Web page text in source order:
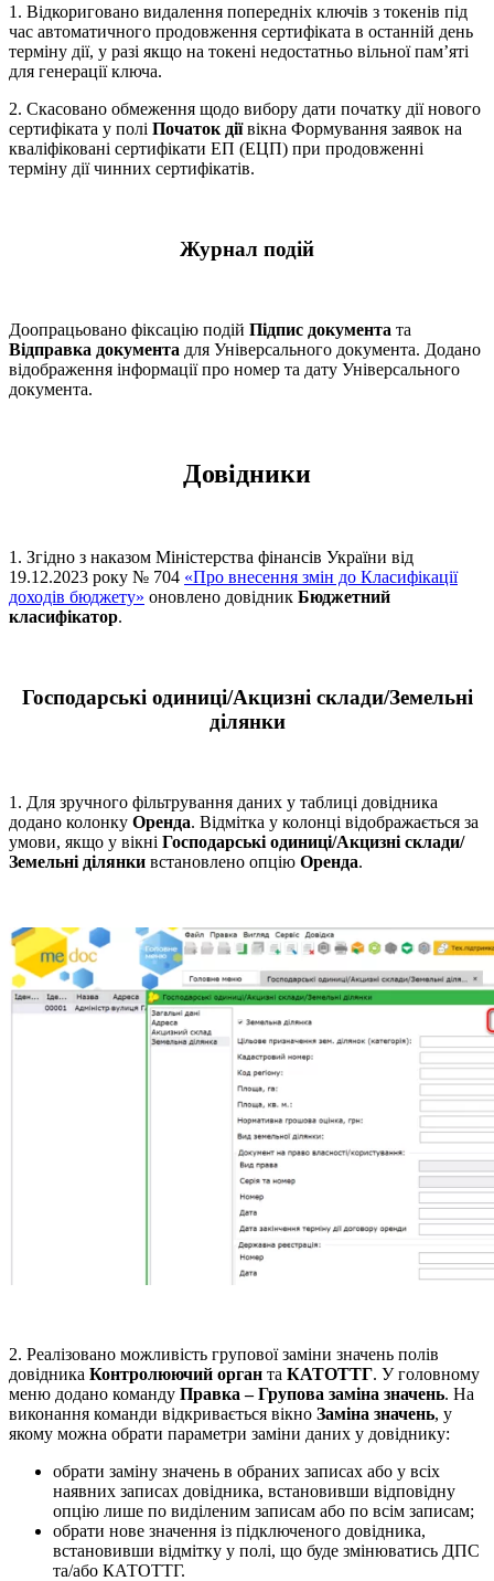
1. Відкориговано видалення попередніх ключів з токенів під
час автоматичного продовження сертифіката в останній день
терміну дії, у разі якщо на токені недостатньо вільної пам’яті
для генерації ключа.
2. Скасовано обмеження щодо вибору дати початку дії нового
сертифіката у полі Початок діївікна Формування заявок на
кваліфіковані сертифікати ЕП (ЕЦП) при продовженні
терміну дії чинних сертифікатів.
Журнал подій
Доопрацьовано фіксацію подій Підпис документа та
Відправка документа для Універсального документа. Додано
відображення інформації про номер та дату Універсального
документа.
Довідники
1. Згідно з наказом Міністерства фінансів України від
19.12.2023 року № 704 «Про внесення змін до Класифікації
доходів бюджету» оновлено довідник Бюджетний
класифікатор.
Господарські одиниці/Акцизні склади/Земельні
ділянки
1. Для зручного фільтрування даних у таблиці довідника
додано колонку Оренда. Відмітка у колонці відображається за
умови, якщо у вікні Господарські одиниці/Акцизні склади/
Земельні ділянки встановлено опцію Оренда.
2. Реалізовано можливість групової заміни значень полів
довідника Контролюючий орган та КАТОТТГ. У головному
меню додано команду Правка – Групова заміна значень. На
виконання команди відкривається вікно Заміна значень, у
якому можна обрати параметри заміни даних у довіднику:
обрати заміну значень в обраних записах або у всіх
наявних записах довідника, встановивши відповідну
опцію лише по виділеним записам або по всім записам;
обрати нове значення із підключеного довідника,
встановивши відмітку у полі, що буде змінюватись ДПС
та/або КАТОТТГ.